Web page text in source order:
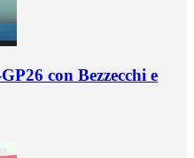
con Bezzecchi e